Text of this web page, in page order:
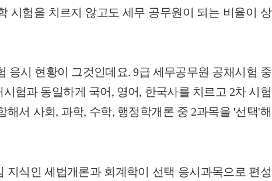
시험을 치르지 않고도 세무 공무원이 되는 비율이 상
응시 현황이 그것인데요.9급 세무공무원 공채시험 중
험과 동일하게 국어, 영어, 한국사를 치르고 2차 시험
해서 사회, 과학, 수학, 행정학개론 중 2과목을 '선택'해
지식인 세법개론과 회계학이 선택 응시과목으로 편성